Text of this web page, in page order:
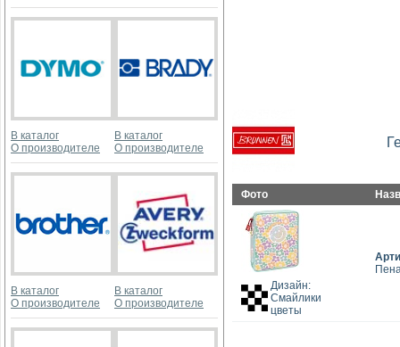
В каталог
О производителе
В каталог
О производителе
В каталог
О производителе
В каталог
О производителе
Фото
Дизайн:
Смайлики
цветы